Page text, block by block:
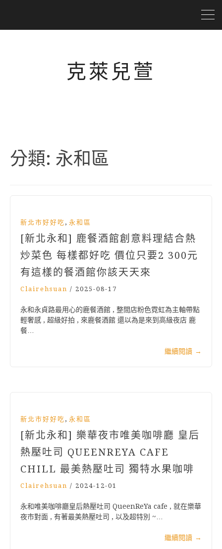
克萊兒萱
分類: 永和區
新北市好好吃 , 永和區
[新北永和] 鹿餐酒館創意料理結合熱
炒菜色 每樣都好吃 價位只要2 300元
有這樣的餐酒館你該天天來
Clairehsuan / 2025-08-17
永和永貞路最用心的鹿餐酒館 , 整間店粉色霓虹為主軸帶點
輕奢感 , 超級好拍 , 來鹿餐酒館 還以為是來到高級夜店 鹿
餐…
繼續閱讀 →
新北市好好吃 , 永和區
[新北永和] 樂華夜市唯美咖啡廳 皇后
熱壓吐司 QUEENREYA CAFE
CHILL 最美熱壓吐司 獨特水果咖啡
Clairehsuan / 2024-12-01
永和唯美咖啡廳皇后熱壓吐司 QueenReYa cafe , 就在樂華
夜市對面 , 有著最美熱壓吐司 , 以及超特別 ~…
繼續閱讀 →